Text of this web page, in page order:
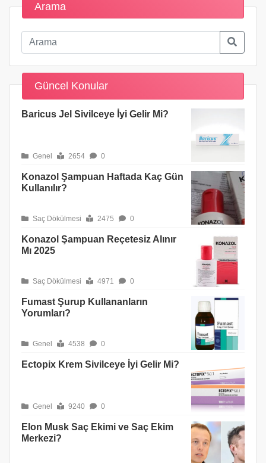
Arama
Güncel Konular
Baricus Jel Sivilceye İyi Gelir Mi?
Genel 2654 0
Konazol Şampuan Haftada Kaç Gün
Kullanılır?
Saç Dökülmesi 2475 0
Konazol Şampuan Reçetesiz Alınır
Mı 2025
Saç Dökülmesi 4971 0
Fumast Şurup Kullananların
Yorumları?
Genel 4538 0
Ectopix Krem Sivilceye İyi Gelir Mi?
Genel 9240 0
Elon Musk Saç Ekimi ve Saç Ekim
Merkezi?